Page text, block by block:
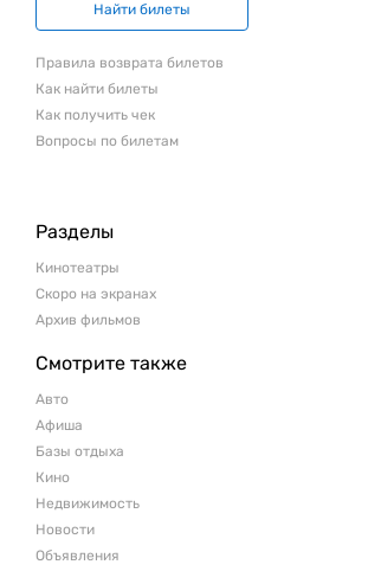
Найти билеты
Правила возврата билетов
Как найти билеты
Как получить чек
Вопросы по билетам
Разделы
Кинотеатры
Скоро на экранах
Архив фильмов
Смотрите также
Авто
Афиша
Базы отдыха
Кино
Недвижимость
Новости
Объявления